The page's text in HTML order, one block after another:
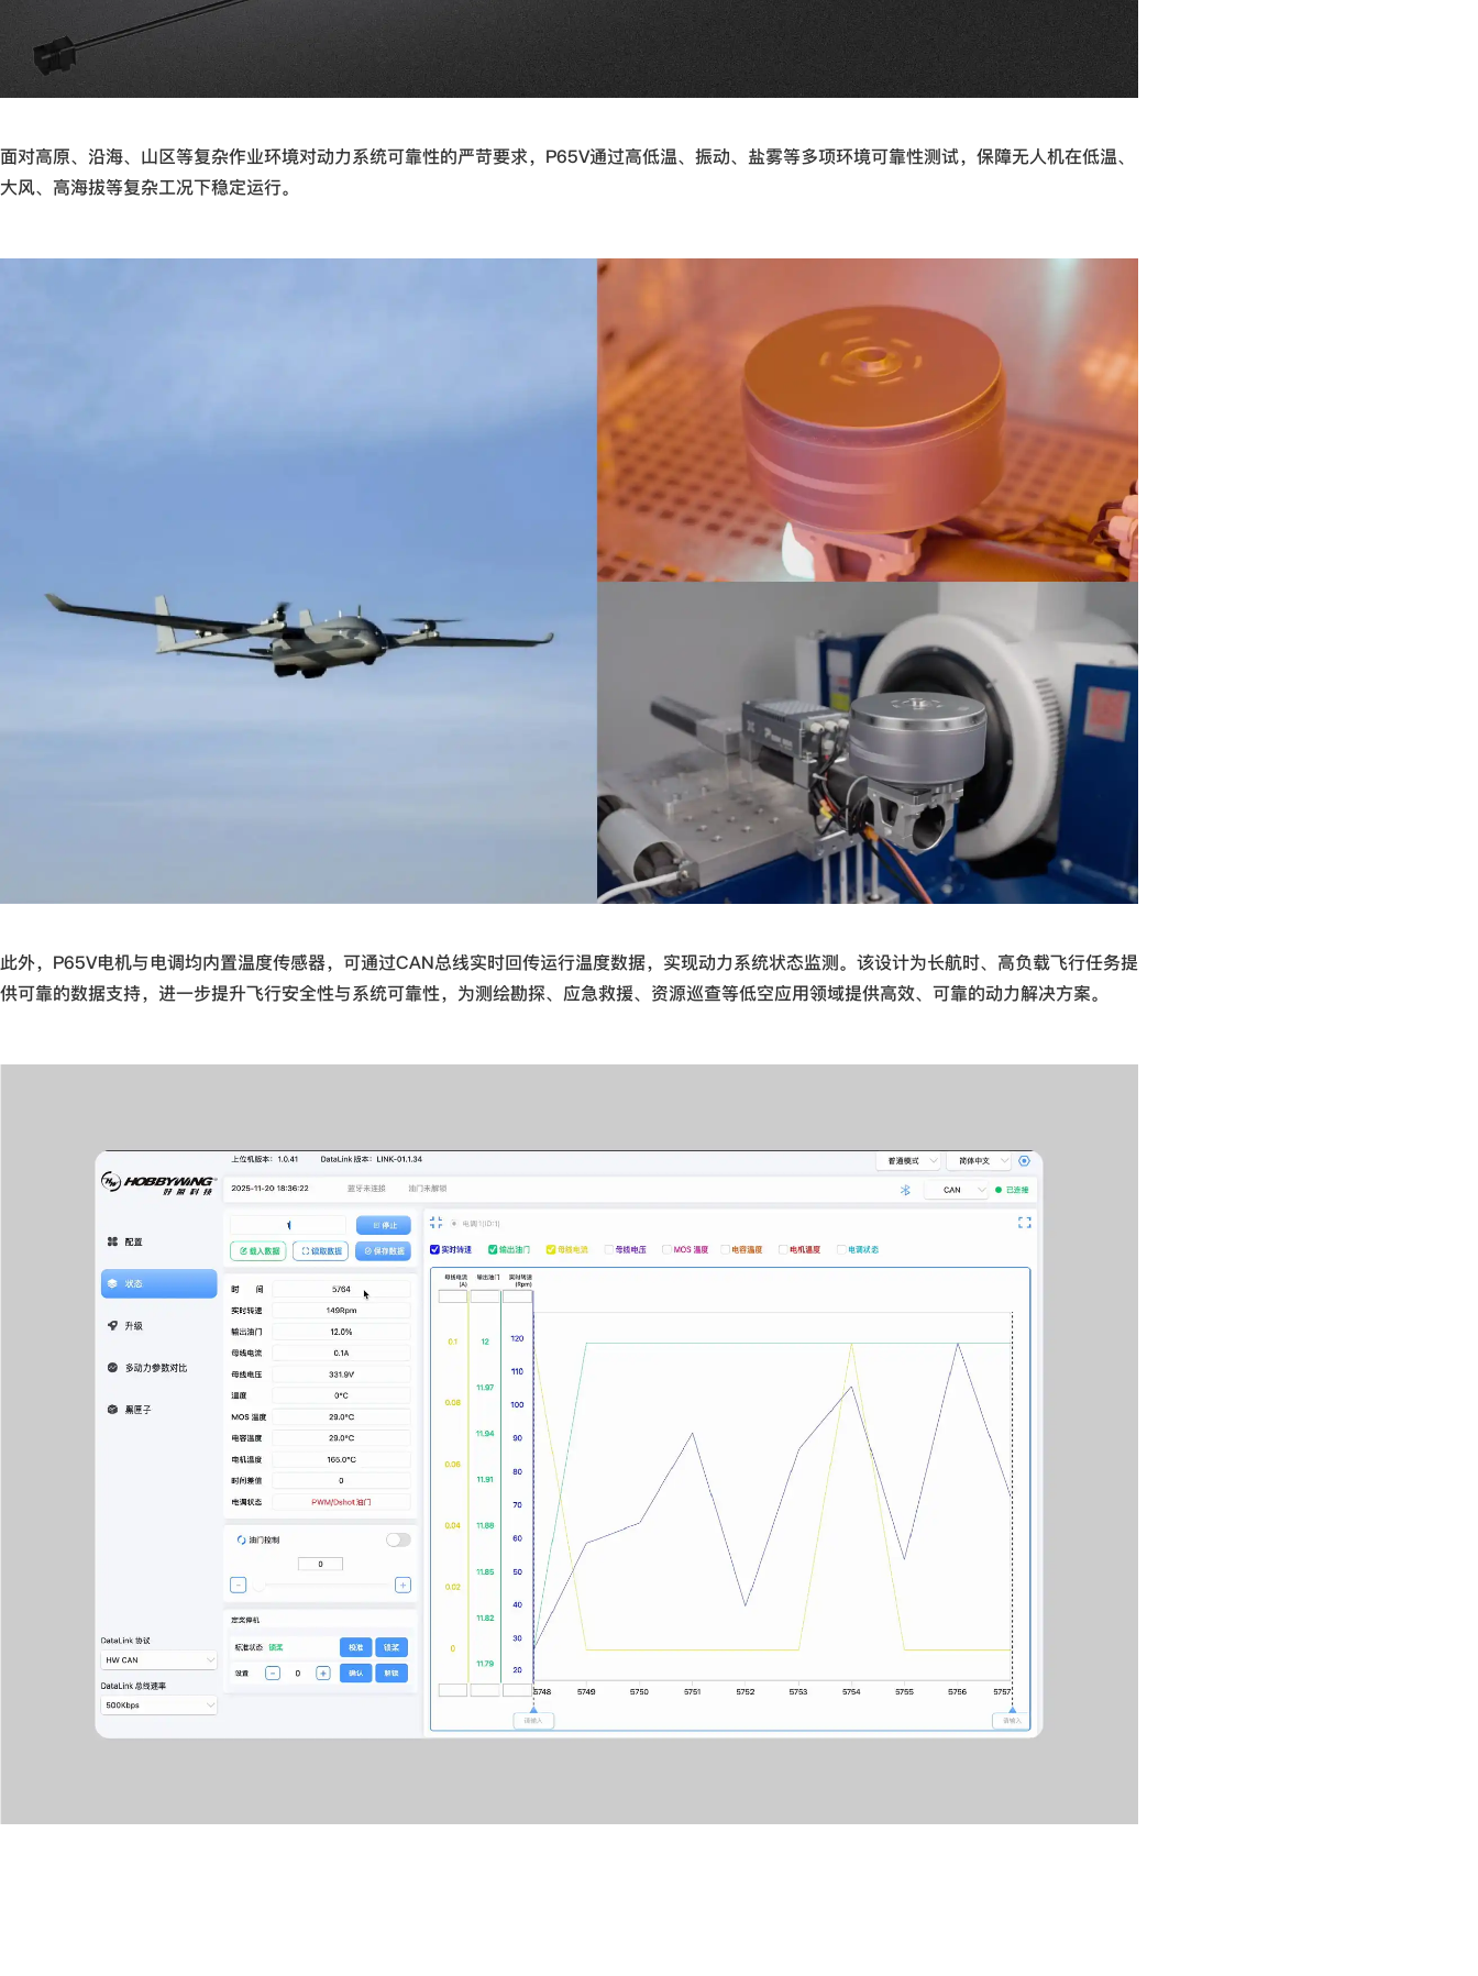
面对高原、沿海、山区等复杂作业环境对动力系统可靠性的严苛要求，P65V通过高低温、振动、盐雾等多项环境可靠性测试，保障无人机在低温、
大风、高海拔等复杂工况下稳定运行。
此外，P65V电机与电调均内置温度传感器，可通过CAN总线实时回传运行温度数据，实现动力系统状态监测。该设计为长航时、高负载飞行任务提
供可靠的数据支持，进一步提升飞行安全性与系统可靠性，为测绘勘探、应急救援、资源巡查等低空应用领域提供高效、可靠的动力解决方案。